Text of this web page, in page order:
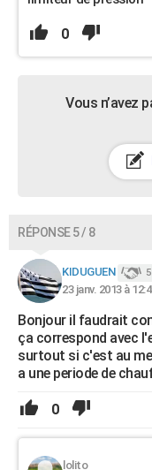
0
Vous n’avez
RÉPONSE 5 / 8
KIDUGUEN
23 janv. 2013 à
Bonjour il faudrait
ça correspond avec
surtout si c'est au
a une periode de
0
lolito